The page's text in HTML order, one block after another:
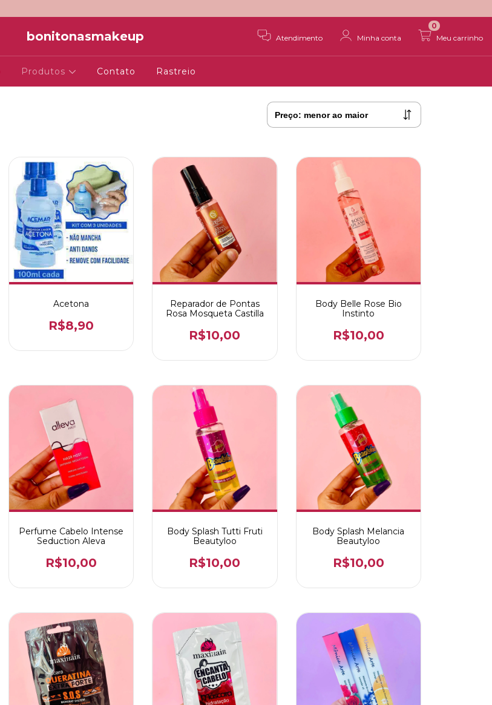
bonitonasmakeup Atendimento Minha conta Meu carrinho
0
Produtos Contato Rastreio
Acetona
R$8,90
Reparador de Pontas
Rosa Mosqueta Castilla
R$10,00
Body Belle Rose Bio
Instinto
R$10,00
Perfume Cabelo Intense
Seduction Aleva
R$10,00
Body Splash Tutti Fruti
Beautyloo
R$10,00
Body Splash Melancia
Beautyloo
R$10,00